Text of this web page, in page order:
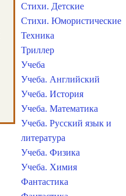
Стихи. Детские
Стихи. Юмористические
Техника
Триллер
Учеба
Учеба. Английский
Учеба. История
Учеба. Математика
Учеба. Русский язык и
литература
Учеба. Физика
Учеба. Химия
Фантастика